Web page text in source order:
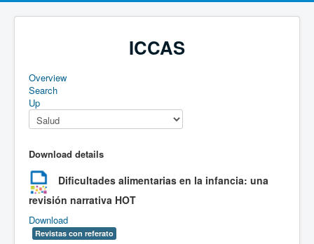
ICCAS
Overview
Search
Up
Download details
Dificultades alimentarias en la infancia: una
revisión narrativa HOT
Download
Revistas con referato